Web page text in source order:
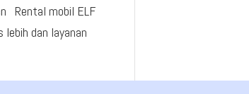
Rental mobil ELF
dan layanan